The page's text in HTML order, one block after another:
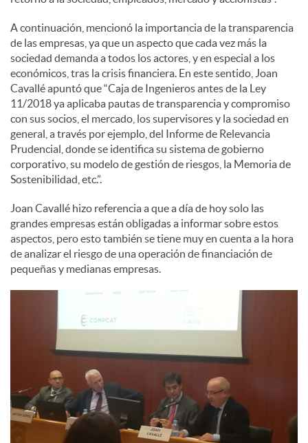
A continuación, mencionó la importancia de la transparencia
de las empresas, ya que un aspecto que cada vez más la
sociedad demanda a todos los actores, y en especial a los
económicos, tras la crisis financiera. En este sentido, Joan
Cavallé apuntó que “Caja de Ingenieros antes de la Ley
11/2018 ya aplicaba pautas de transparencia y compromiso
con sus socios, el mercado, los supervisores y la sociedad en
general, a través por ejemplo, del Informe de Relevancia
Prudencial, donde se identifica su sistema de gobierno
corporativo, su modelo de gestión de riesgos, la Memoria de
Sostenibilidad, etc.”.
Joan Cavallé hizo referencia a que a día de hoy solo las
grandes empresas están obligadas a informar sobre estos
aspectos, pero esto también se tiene muy en cuenta a la hora
de analizar el riesgo de una operación de financiación de
pequeñas y medianas empresas.